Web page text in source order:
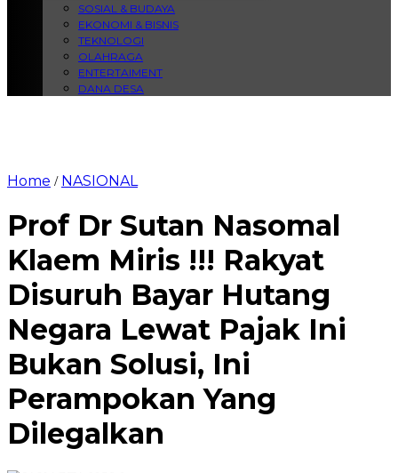
SOSIAL & BUDAYA
EKONOMI & BISNIS
TEKNOLOGI
OLAHRAGA
ENTERTAIMENT
DANA DESA
Home / NASIONAL
Prof Dr Sutan Nasomal
Klaem Miris !!! Rakyat
Disuruh Bayar Hutang
Negara Lewat Pajak Ini
Bukan Solusi, Ini
Perampokan Yang
Dilegalkan